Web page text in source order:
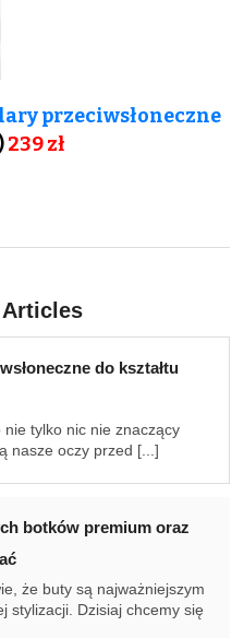
przeciwsłoneczne
239 zł
Articles
do kształtu
nie tylko nic nie znaczący
nasze oczy przed [...]
botków premium oraz
że buty są najważniejszym
stylizacji. Dzisiaj chcemy się